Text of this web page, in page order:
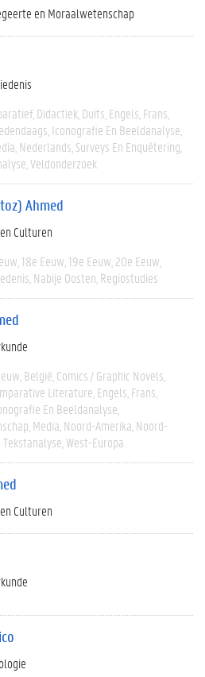
en Moraalwetenschap
Didactiek Duits Engels Frans
Iconografie En Beeldanalyse
Nederlands Surveys En Enquêtering
Veldonderzoek
Ahmed
Culturen
18e Eeuw 19e Eeuw 20e Eeuw
Nabije Oosten Regiostudies
België Comics / Graphic Novels
Literature Engels Frans
En Beeldanalyse
Media Noord-Amerika Noord-
Tekstanalyse West-Europa
Culturen